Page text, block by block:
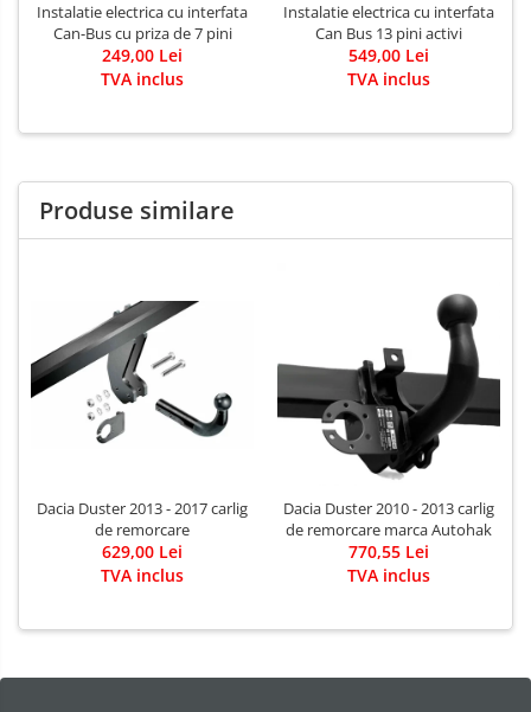
Instalatie electrica cu interfata
Can-Bus cu priza de 7 pini
249,00 Lei
TVA inclus
Instalatie electrica cu interfata
Can Bus 13 pini activi
549,00 Lei
TVA inclus
Produse similare
Dacia Duster 2013 - 2017 carlig
de remorcare
629,00 Lei
TVA inclus
Dacia Duster 2010 - 2013 carlig
de remorcare marca Autohak
770,55 Lei
TVA inclus